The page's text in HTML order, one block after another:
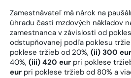
Zamestnávateľ má nárok na
úhradu časti mzdových nákladov
zamestnanca v závislosti od
odstupňovanej podľa poklesu
poklese tržieb od 20%, (ii) 300 eur
40%, (iii) 420 eur pri poklese
eur pri poklese tržieb od 80% a